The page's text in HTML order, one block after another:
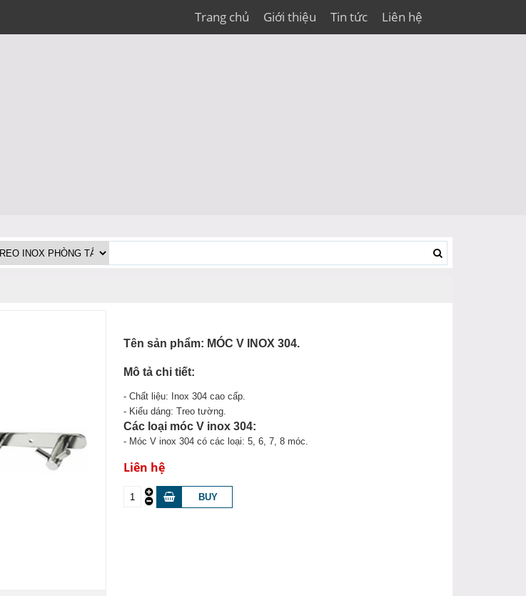
Trang chủ Giới thiệu Tin tức Liên hệ
Tên sản phẩm: MÓC V INOX 304.
Mô tả chi tiết:
- Chất liệu: Inox 304 cao cấp.
- Kiểu dáng: Treo tường.
Các loại móc V inox 304:
- Móc V inox 304 có các loại: 5, 6, 7, 8 móc.
Liên hệ